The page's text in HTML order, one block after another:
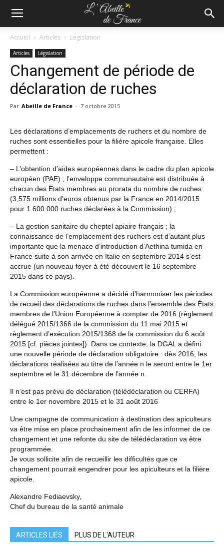
Accueil Articles Législation
Articles Législation
Changement de période de
déclaration de ruches
Par Abeille de France - 7 octobre 2015
Les déclarations d’emplacements de ruchers et du nombre de
ruches sont essentielles pour la filière apicole française. Elles
permettent :
– L’obtention d’aides européennes dans le cadre du plan apicole
européen (PAE) ; l’enveloppe communautaire est distribuée à
chacun des États membres au prorata du nombre de ruches
(3,575 millions d’euros obtenus par la France en 2014/2015
pour 1 600 000 ruches déclarées à la Commission) ;
– La gestion sanitaire du cheptel apiaire français ; la
connaissance de l’emplacement des ruchers est d’autant plus
importante que la menace d’introduction d’Aethina tumida en
France suite à son arrivée en Italie en septembre 2014 s’est
accrue (un nouveau foyer à été découvert le 16 septembre
2015 dans ce pays).
La Commission européenne a décidé d’harmoniser les périodes
de recueil des déclarations de ruches dans l’ensemble des États
membres de l’Union Européenne à compter de 2016 (règlement
délégué 2015/1366 de la commission du 11 mai 2015 et
règlement d’exécution 2015/1368 de la commission du 6 août
2015 [cf. pièces jointes]). Dans ce contexte, la DGAL a défini
une nouvelle période de déclaration obligatoire : dès 2016, les
déclarations réalisées au titre de l’année n le seront entre le 1er
septembre et le 31 décembre de l’année n.
Il n’est pas prévu de déclaration (télédéclaration ou CERFA)
entre le 1er novembre 2015 et le 31 août 2016
Une campagne de communication à destination des apiculteurs
va être mise en place prochainement afin de les informer de ce
changement et une refonte du site de télédéclaration va être
programmée.
Je vous sollicite afin de recueillir les difficultés que ce
changement pourrait engendrer pour les apiculteurs et la filière
apicole.
Alexandre Fediaevsky,
Chef du bureau de la santé animale
ARTICLES LIÉS PLUS DE L'AUTEUR